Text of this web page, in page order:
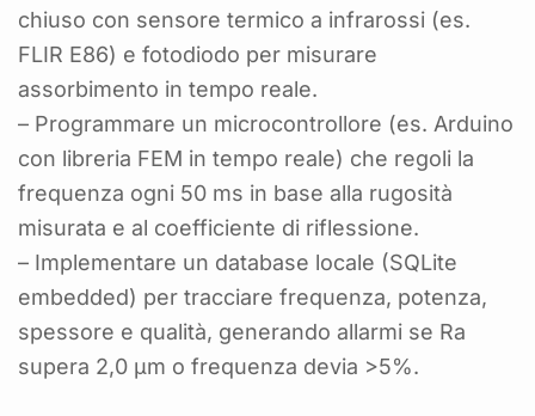
chiuso con sensore termico a infrarossi (es.
FLIR E86) e fotodiodo per misurare
assorbimento in tempo reale.
– Programmare un microcontrollore (es. Arduino
con libreria FEM in tempo reale) che regoli la
frequenza ogni 50 ms in base alla rugosità
misurata e al coefficiente di riflessione.
– Implementare un database locale (SQLite
embedded) per tracciare frequenza, potenza,
spessore e qualità, generando allarmi se Ra
supera 2,0 µm o frequenza devia >5%.